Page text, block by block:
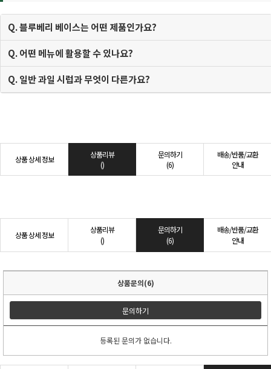
Q. 블루베리 베이스는 어떤 제품인가요?
Q. 어떤 메뉴에 활용할 수 있나요?
Q. 일반 과일 시럽과 무엇이 다른가요?
상품 상세 정보
상품리뷰
()
문의하기
(6)
배송/반품/교환
안내
상품 상세 정보
상품리뷰
()
문의하기
(6)
배송/반품/교환
안내
상품문의(6)
문의하기
등록된 문의가 없습니다.